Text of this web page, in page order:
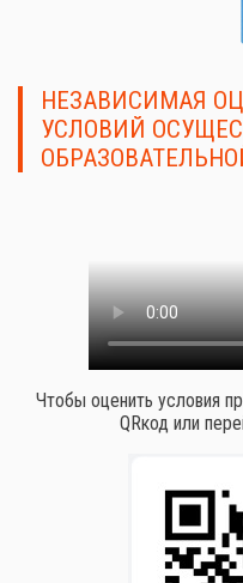
НЕЗАВИСИМАЯ
УСЛОВИЙ
Чтобы оценить условия
QRкод или